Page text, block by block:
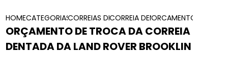
HOMECATEGORIASCORREIAS DENTADASCORREIA DENTADA BMW
ORCAMENTO DE
ORÇAMENTO DE TROCA DA CORREIA
DENTADA DA LAND ROVER BROOKLIN